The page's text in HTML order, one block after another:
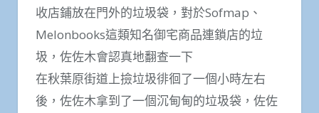
收店鋪放在門外的垃圾袋，對於Sofmap、
Melonbooks這類知名御宅商品連鎖店的垃
圾，佐佐木會認真地翻查一下
在秋葉原街道上撿垃圾徘徊了一個小時左右
後，佐佐木拿到了一個沉甸甸的垃圾袋，佐佐